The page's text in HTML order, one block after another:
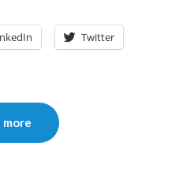
Twitter
more